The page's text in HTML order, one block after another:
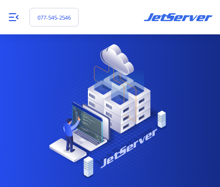
077-545-2546